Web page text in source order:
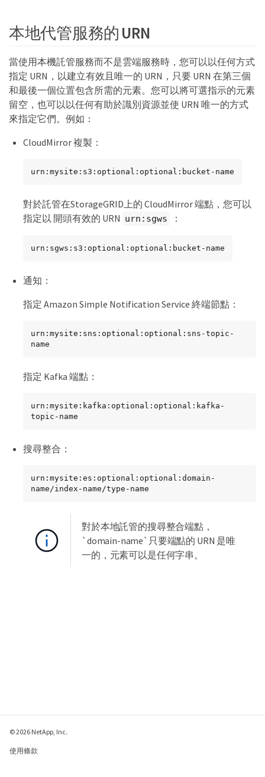
本地代管服務的 URN
當使用本機託管服務而不是雲端服務時，您可以以任何方式
指定 URN，以建立有效且唯一的 URN，只要 URN 在第三個
和最後一個位置包含所需的元素。您可以將可選指示的元素
留空，也可以以任何有助於識別資源並使 URN 唯一的方式
來指定它們。例如：
CloudMirror 複製：
urn:mysite:s3:optional:optional:bucket-name
對於託管在StorageGRID上的 CloudMirror 端點，您可以
指定以 開頭有效的 URN urn:sgws ：
urn:sgws:s3:optional:optional:bucket-name
通知：
指定 Amazon Simple Notification Service 終端節點：
urn:mysite:sns:optional:optional:sns-topic-
name
指定 Kafka 端點：
urn:mysite:kafka:optional:optional:kafka-
topic-name
搜尋整合：
urn:mysite:es:optional:optional:domain-
name/index-name/type-name
對於本地託管的搜尋整合端點，
`domain-name`只要端點的 URN 是唯
一的，元素可以是任何字串。
© 2026 NetApp, Inc.
使用條款